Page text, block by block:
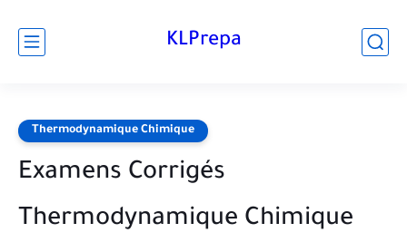
KLPrepa
Thermodynamique Chimique
Examens Corrigés
Thermodynamique Chimique